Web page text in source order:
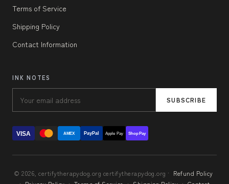
Terms of Service
Shipping Policy
Contact Information
INK NOTES
SUBSCRIBE
VISA AMEX PayPal Apple Pay Shop Pay
© 2026, certifytherapydog.org certifytherapydog.org · Refund Policy